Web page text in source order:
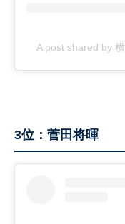
A post shared by
3位：菅田将暉